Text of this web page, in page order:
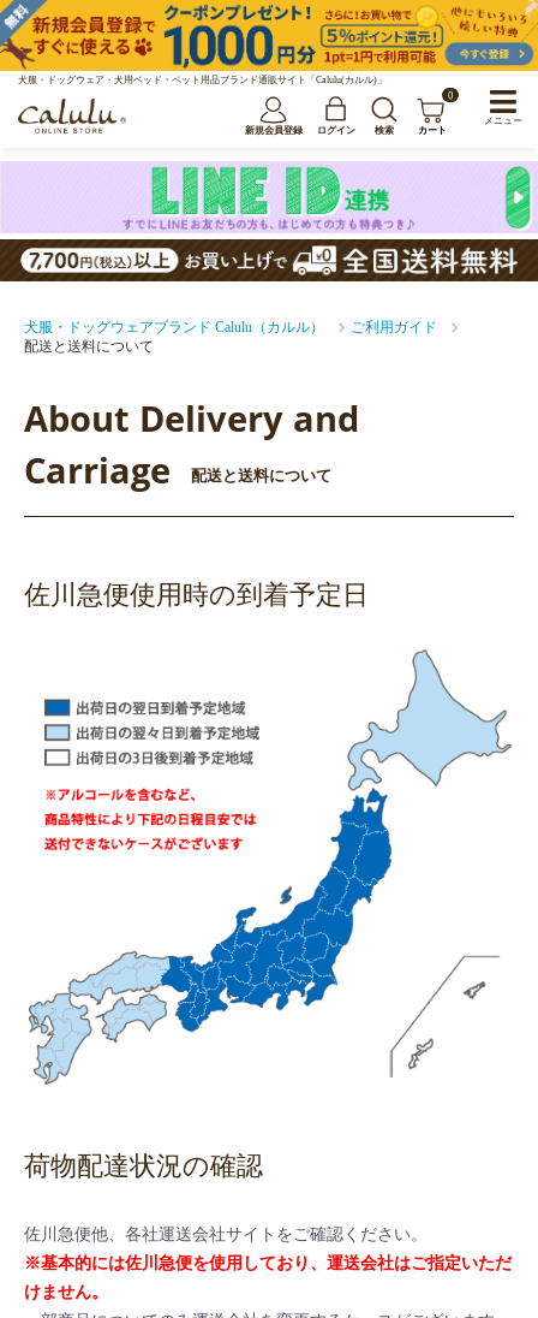
犬服・ドッグウェア・犬用ベッド・ペット用品ブランド通販サイト「Calulu(カルル)」
新規会員登録 ログイン 検索
0
カート
犬服・ドッグウェアブランド Calulu（カルル）
ご利用ガイド
配送と送料について
About Delivery and
Carriage
配送と送料について
佐川急便使用時の到着予定日
荷物配達状況の確認
佐川急便他、各社運送会社サイトをご確認ください。
※基本的には佐川急便を使用しており、運送会社はご指定いただ
けません。
メニュー